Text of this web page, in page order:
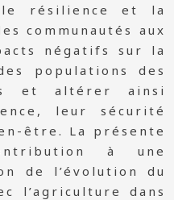
résilience et la
communautés aux
négatifs sur la
populations des
et altérer ainsi
leur sécurité
être. La présente
à une
de l’évolution du
l’agriculture dans